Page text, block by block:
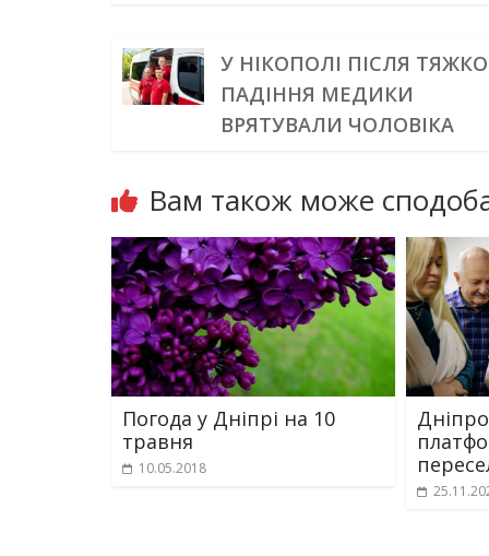
У НІКОПОЛІ ПІСЛЯ
ПАДІННЯ МЕДИКИ
ВРЯТУВАЛИ ЧОЛОВІКА
Вам також може
Погода у Дніпрі на 10
травня
10.05.2018
Дніпро